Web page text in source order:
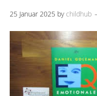
25 Januar 2025 by childhub